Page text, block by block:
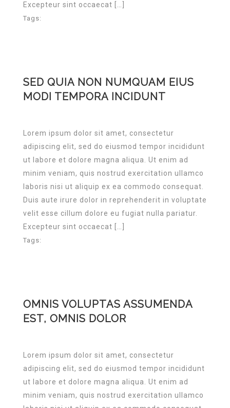
Excepteur sint occaecat […]
Tags:
SED QUIA NON NUMQUAM EIUS
MODI TEMPORA INCIDUNT
Lorem ipsum dolor sit amet, consectetur
adipiscing elit, sed do eiusmod tempor incididunt
ut labore et dolore magna aliqua. Ut enim ad
minim veniam, quis nostrud exercitation ullamco
laboris nisi ut aliquip ex ea commodo consequat.
Duis aute irure dolor in reprehenderit in voluptate
velit esse cillum dolore eu fugiat nulla pariatur.
Excepteur sint occaecat […]
Tags:
OMNIS VOLUPTAS ASSUMENDA
EST, OMNIS DOLOR
Lorem ipsum dolor sit amet, consectetur
adipiscing elit, sed do eiusmod tempor incididunt
ut labore et dolore magna aliqua. Ut enim ad
minim veniam, quis nostrud exercitation ullamco